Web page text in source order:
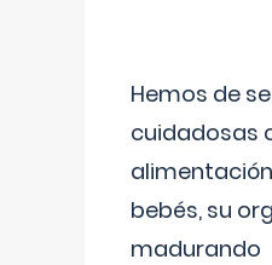
Hemos de
cuidadosas
bebés, su
madurando